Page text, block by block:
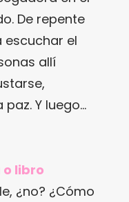
De repente
el
allí
Y luego…
o libro
¿no? ¿Cómo